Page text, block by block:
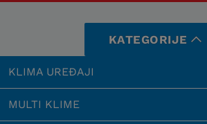
KATEGORIJE
KLIMA UREĐAJI
MULTI KLIME